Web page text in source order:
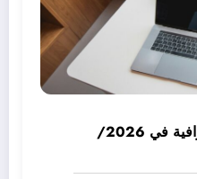
كيف تكتب سيرة ذاتية احترافية في 2026/